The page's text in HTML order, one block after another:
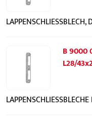
LAPPENSCHLIESSBLECH,
B 9000
L28/